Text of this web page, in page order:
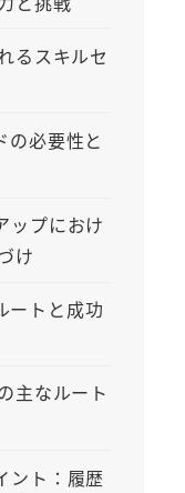
るスキルセ
の必要性と
ップにおけ
け
ートと成功
主なルート
ント：履歴